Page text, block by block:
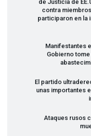
de Justicia de
contra
participaron en la
Manifestantes
Gobierno
El partido
unas importantes
Ataques rusos